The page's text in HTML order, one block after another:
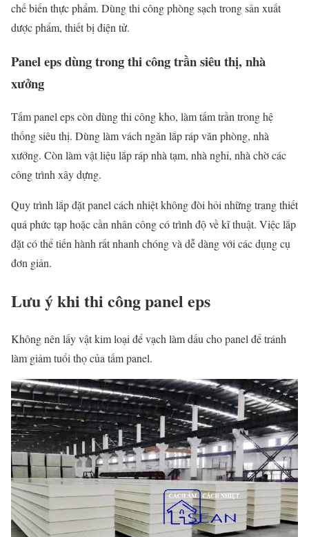
chế biến thực phẩm. Dùng thi công phòng sạch trong sản xuất
dược phẩm, thiết bị điện tử.
Panel eps dùng trong thi công trần siêu thị, nhà
xưởng
Tấm panel eps còn dùng thi công kho, làm tấm trần trong hệ
thống siêu thị. Dùng làm vách ngăn lắp ráp văn phòng, nhà
xưởng. Còn làm vật liệu lắp ráp nhà tạm, nhà nghỉ, nhà chờ các
công trình xây dựng.
Quy trình lắp đặt panel cách nhiệt không đòi hỏi những trang thiết
quá phức tạp hoặc cần nhân công có trình độ về kĩ thuật. Việc lắp
đặt có thể tiến hành rất nhanh chóng và dễ dàng với các dụng cụ
đơn giản.
Lưu ý khi thi công panel eps
Không nên lấy vật kim loại để vạch làm dấu cho panel để tránh
làm giảm tuổi thọ của tấm panel.